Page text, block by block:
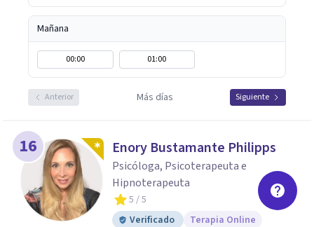
Mañana
00:00 01:00
Anterior Más días Siguiente
16 Enory Bustamante Philipps
Psicóloga, Psicoterapeuta e
Hipnoterapeuta
5 / 5
Verificado
Terapia Online